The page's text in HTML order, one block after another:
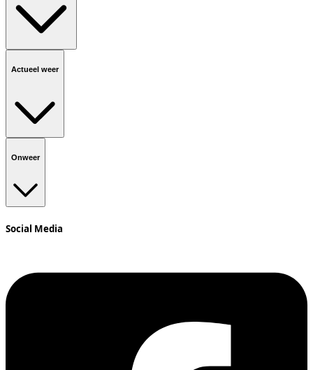
Actueel weer
Onweer
Social Media